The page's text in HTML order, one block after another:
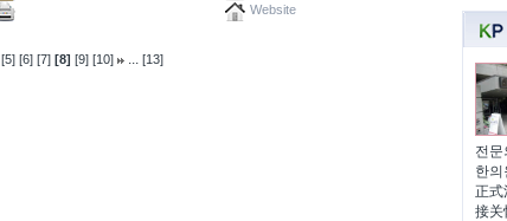
Website
[5] [6] [7] [8] [9] [10] ... [13]
전
한
正式
接关